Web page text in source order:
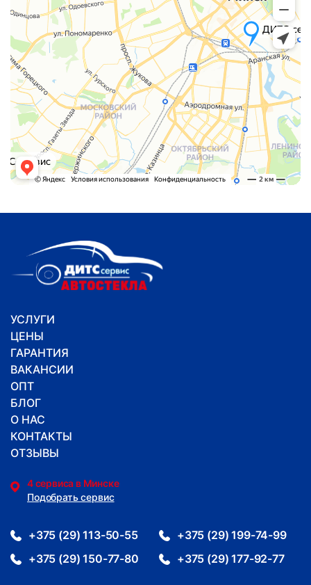
УСЛУГИ
ЦЕНЫ
ГАРАНТИЯ
ВАКАНСИИ
ОПТ
БЛОГ
О НАС
КОНТАКТЫ
ОТЗЫВЫ
4 сервиса в Минске
Подобрать сервис
+375 (29) 113-50-55
+375 (29) 199-74-99
+375 (29) 150-77-80
+375 (29) 177-92-77